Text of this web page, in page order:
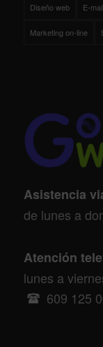
Diseño web E-mail
Marketing on-line
Asistencia
de lunes a
Atención
lunes a
609 125